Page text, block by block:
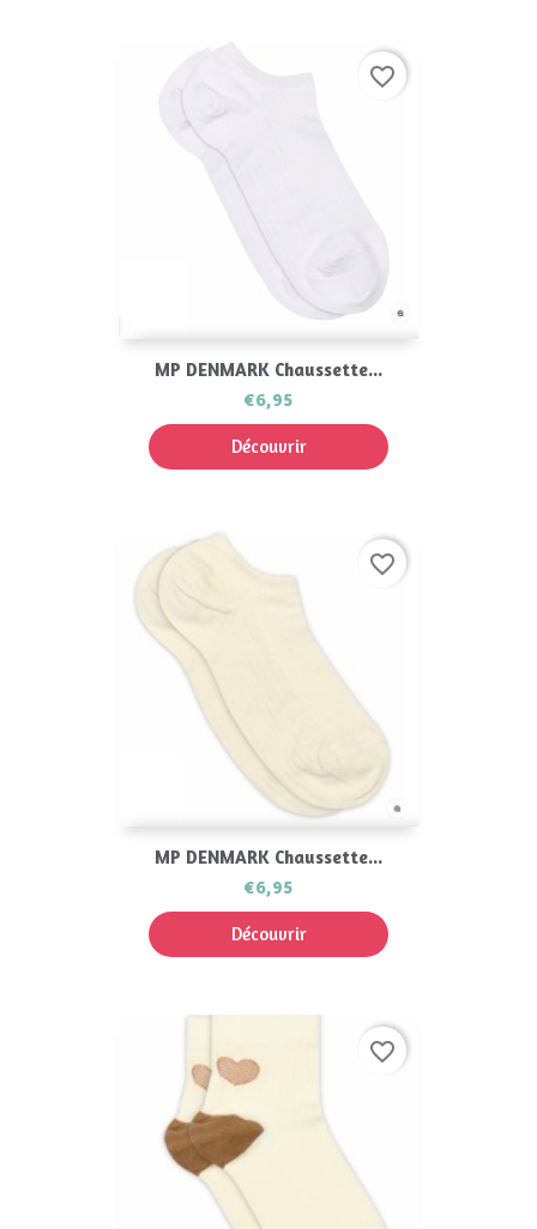
MP DENMARK Chaussette...
€6,95
Découvrir
favorite_border
MP DENMARK Chaussette...
€6,95
Découvrir
favorite_border
favorite_border